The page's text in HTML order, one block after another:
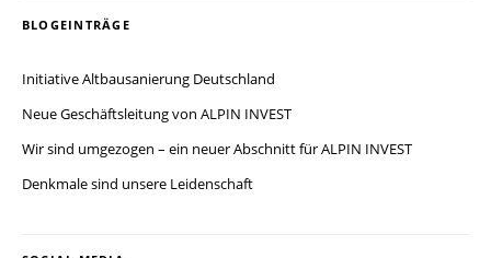
BLOGEINTRÄGE
Initiative Altbausanierung Deutschland
Neue Geschäftsleitung von ALPIN INVEST
Wir sind umgezogen – ein neuer Abschnitt für ALPIN INVEST
Denkmale sind unsere Leidenschaft